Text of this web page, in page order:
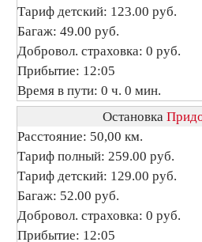
Тариф детский: 123.00 руб.
Багаж: 49.00 руб.
Добровол. страховка: 0 руб.
Прибытие: 12:05
Время в пути: 0 ч. 0 мин.
Остановка
Расстояние: 50,00 км.
Тариф полный: 259.00 руб.
Тариф детский: 129.00 руб.
Багаж: 52.00 руб.
Добровол. страховка: 0 руб.
Прибытие: 12:05